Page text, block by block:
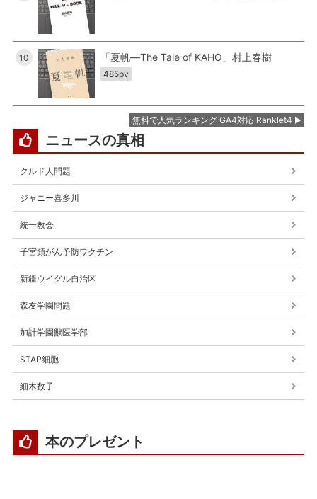
10 「夏帆―The Tale of KAHO」村上春樹
485pv
無料で人気ランキング GA4対応 Ranklet4
ニュースの真相
クルド人問題
ジャニー喜多川
統一教会
子宮頸がん予防ワクチン
新疆ウイグル自治区
森友学園問題
加計学園獣医学部
STAP細胞
細木数子
本のプレゼント